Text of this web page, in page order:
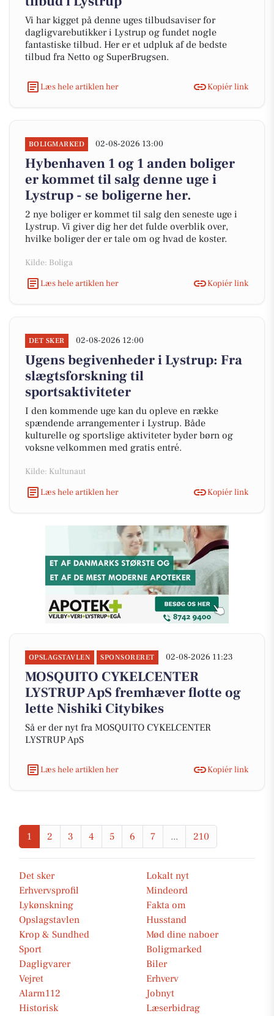
Vi har kigget på denne uges tilbudsaviser for
dagligvarebutikker i Lystrup og fundet nogle
fantastiske tilbud. Her er et udpluk af de bedste
tilbud fra Netto og SuperBrugsen.
Læs hele artiklen her Kopiér link
BOLIGMARKED 02-08-2026 13:00
Hybenhaven 1 og 1 anden boliger
er kommet til salg denne uge i
Lystrup - se boligerne her.
2 nye boliger er kommet til salg den seneste uge i
Lystrup. Vi giver dig her det fulde overblik over,
hvilke boliger der er tale om og hvad de koster.
Kilde: Boliga
Læs hele artiklen her
Kopiér link
DET SKER 02-08-2026 12:00
Ugens begivenheder i Lystrup: Fra
slægtsforskning til
sportsaktiviteter
I den kommende uge kan du opleve en række
spændende arrangementer i Lystrup. Både
kulturelle og sportslige aktiviteter byder børn og
voksne velkommen med gratis entré.
Kilde: Kultunaut
Læs hele artiklen her
Kopiér link
OPSLAGSTAVLEN SPONSORERET 02-08-2026 11:23
MOSQUITO CYKELCENTER
LYSTRUP ApS fremhæver flotte og
lette Nishiki Citybikes
Så er der nyt fra MOSQUITO CYKELCENTER
LYSTRUP ApS
Læs hele artiklen her Kopiér link
1 2 3 4 5 6 7 ... 210
Det sker
Lokalt nyt
Erhvervsprofil
Mindeord
Lykønskning
Fakta om
Opslagstavlen
Husstand
Krop & Sundhed
Mød dine naboer
Sport
Boligmarked
Dagligvarer
Biler
Vejret
Erhverv
Alarm112
Jobnyt
Historisk
Læserbidrag